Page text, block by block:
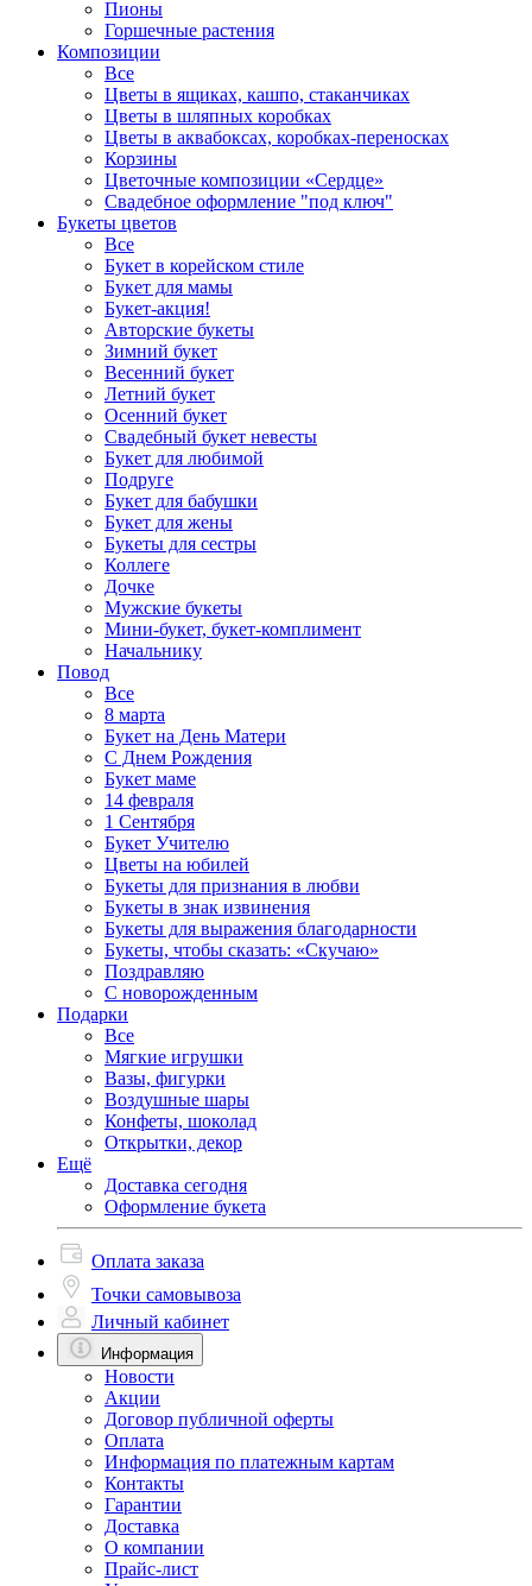
Пионы
Горшечные растения
Композиции
Все
Цветы в ящиках, кашпо, стаканчиках
Цветы в шляпных коробках
Цветы в аквабоксах, коробках-переносках
Корзины
Цветочные композиции «Сердце»
Свадебное оформление "под ключ"
Букеты цветов
Все
Букет в корейском стиле
Букет для мамы
Букет-акция!
Авторские букеты
Зимний букет
Весенний букет
Летний букет
Осенний букет
Свадебный букет невесты
Букет для любимой
Подруге
Букет для бабушки
Букет для жены
Букеты для сестры
Коллеге
Дочке
Мужские букеты
Мини-букет, букет-комплимент
Начальнику
Повод
Все
8 марта
Букет на День Матери
С Днем Рождения
Букет маме
14 февраля
1 Сентября
Букет Учителю
Цветы на юбилей
Букеты для признания в любви
Букеты в знак извинения
Букеты для выражения благодарности
Букеты, чтобы сказать: «Скучаю»
Поздравляю
С новорожденным
Подарки
Все
Мягкие игрушки
Вазы, фигурки
Воздушные шары
Конфеты, шоколад
Открытки, декор
Ещё
Доставка сегодня
Оформление букета
Оплата заказа
Точки самовывоза
Личный кабинет
Информация
Новости
Акции
Договор публичной оферты
Оплата
Информация по платежным картам
Контакты
Гарантии
Доставка
О компании
Прайс-лист